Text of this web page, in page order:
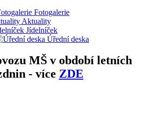
Fotogalerie
Aktuality
Jídelníček
Úřední deska
MŠ v období letních
- více ZDE